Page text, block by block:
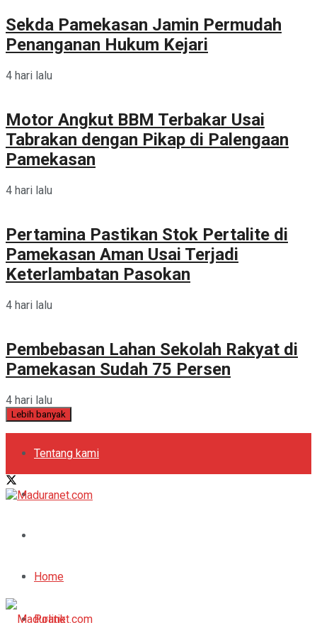
Sekda Pamekasan Jamin Permudah
Penanganan Hukum Kejari
4 hari lalu
Motor Angkut BBM Terbakar Usai
Tabrakan dengan Pikap di Palengaan
Pamekasan
4 hari lalu
Pertamina Pastikan Stok Pertalite di
Pamekasan Aman Usai Terjadi
Keterlambatan Pasokan
4 hari lalu
Pembebasan Lahan Sekolah Rakyat di
Pamekasan Sudah 75 Persen
4 hari lalu
Lebih banyak
Tentang kami
Kebijakan Privasi
Periklanan
Home
Politik